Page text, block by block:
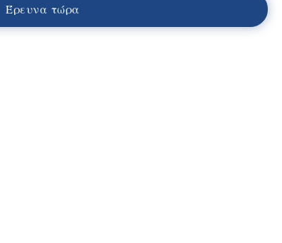
Έρευνα τώρα